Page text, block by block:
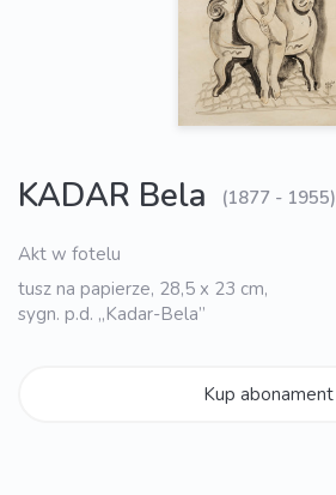
KADAR Bela (1877 - 1955)
Akt w fotelu
tusz na papierze, 28,5 x 23 cm,
sygn. p.d. „Kadar-Bela”
Kup abonament